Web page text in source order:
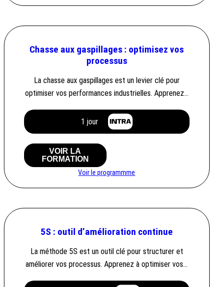
Chasse aux gaspillages : optimisez vos
processus
La chasse aux gaspillages est un levier clé pour
optimiser vos performances industrielles. Apprenez…
1 jour
VOIR LA
FORMATION
Voir le programmme
5S : outil d’amélioration continue
La méthode 5S est un outil clé pour structurer et
améliorer vos processus. Apprenez à optimiser vos…